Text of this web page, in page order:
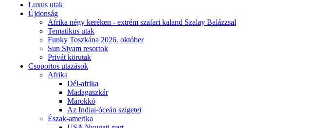
Luxus utak
Újdonság
Afrika négy keréken - extrém szafari kaland Szalay Balázzsal
Tematikus utak
Funky Toszkána 2026. október
Sun Siyam resortok
Privát körutak
Csoportos utazások
Afrika
Dél-afrika
Madagaszkár
Marokkó
Az Indiai-óceán szigetei
Észak-amerika